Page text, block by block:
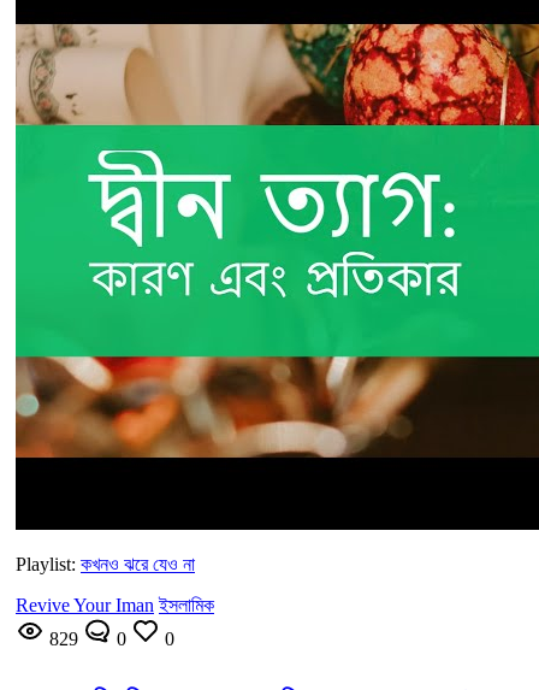
Playlist: কখনও ঝরে যেও না
Revive Your Iman ইসলামিক
829
0 0